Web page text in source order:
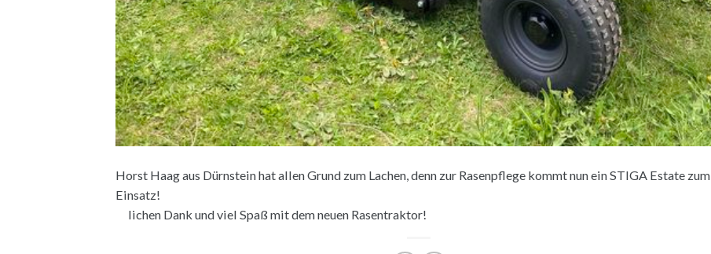
Horst Haag aus Dürnstein hat allen Grund zum Lachen, denn zur Rasenpflege kommt nun ein STIGA Estate zum
Einsatz!
lichen Dank und viel Spaß mit dem neuen Rasentraktor!